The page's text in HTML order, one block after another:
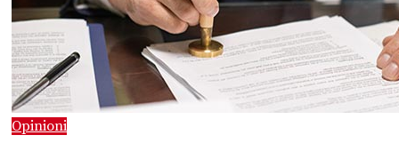
Opinioni